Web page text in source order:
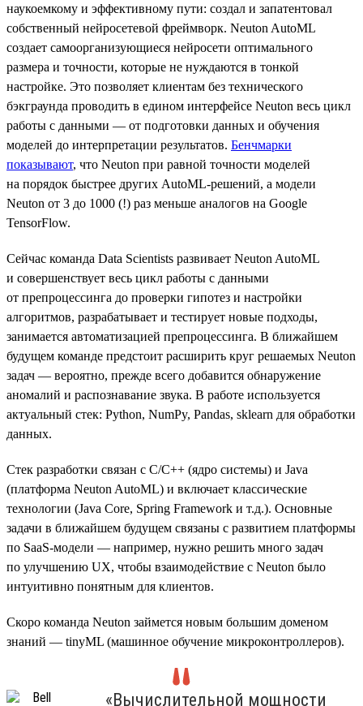
наукоемкому и эффективному пути: создал и запатентовал
собственный нейросетевой фреймворк. Neuton AutoML
создает самоорганизующиеся нейросети оптимального
размера и точности, которые не нуждаются в тонкой
настройке. Это позволяет клиентам без технического
бэкграунда проводить в едином интерфейсе Neuton весь цикл
работы с данными — от подготовки данных и обучения
моделей до интерпретации результатов. Бенчмарки
показывают, что Neuton при равной точности моделей
на порядок быстрее других AutoML-решений, а модели
Neuton от 3 до 1000 (!) раз меньше аналогов на Google
TensorFlow.
Сейчас команда Data Scientists развивает Neuton AutoML
и совершенствует весь цикл работы с данными
от препроцессинга до проверки гипотез и настройки
алгоритмов, разрабатывает и тестирует новые подходы,
занимается автоматизацией препроцессинга. В ближайшем
будущем команде предстоит расширить круг решаемых Neuton
задач — вероятно, прежде всего добавится обнаружение
аномалий и распознавание звука. В работе используется
актуальный стек: Python, NumPy, Pandas, sklearn для обработки
данных.
Стек разработки связан с C/C++ (ядро системы) и Java
(платформа Neuton AutoML) и включает классические
технологии (Java Core, Spring Framework и т.д.). Основные
задачи в ближайшем будущем связаны с развитием платформы
по SaaS-модели — например, нужно решить много задач
по улучшению UX, чтобы взаимодействие с Neuton было
интуитивно понятным для клиентов.
Скоро команда Neuton займется новым большим доменом
знаний — tinyML (машинное обучение микроконтроллеров).
«Вычислительной мощности